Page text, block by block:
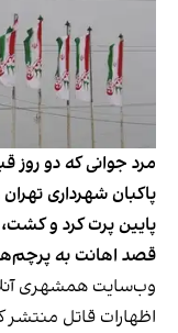
پاکبان شهرداری
پایین پرت کرد و
قصد اهانت به پرچم‌های ۲۲ بهمن را
وب‌سایت همشهری
اظهارات قاتل منتشر